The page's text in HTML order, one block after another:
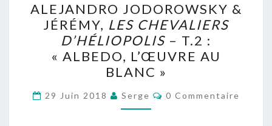
JODOROWSKY
&
JÉRÉMY,
LES
CHEVALIERS
D’HÉLIOPOLIS
–
ALEJANDRO JODOROWSKY &
JÉRÉMY, LES CHEVALIERS
D’HÉLIOPOLIS – T.2 :
« ALBEDO, L’ŒUVRE AU
BLANC »
29 Juin 2018 Serge Commentaires
0 Commentaire